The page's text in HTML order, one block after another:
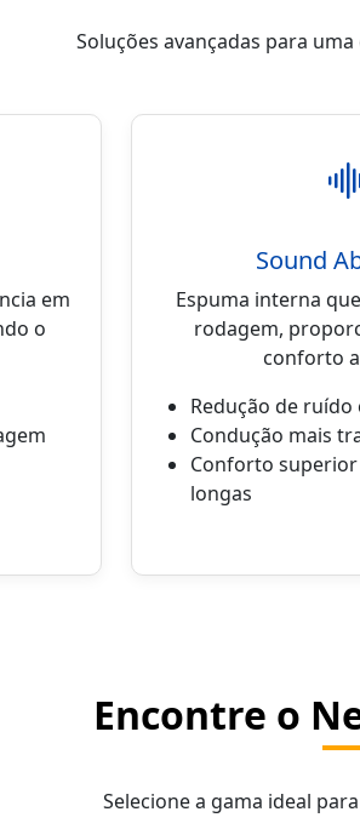
Soluções avançadas para
em
o
Sound
Espuma interna
rodagem,
conforto
Redução de ruído
Condução mais
Conforto superior
longas
Encontre o
Selecione a gama ideal